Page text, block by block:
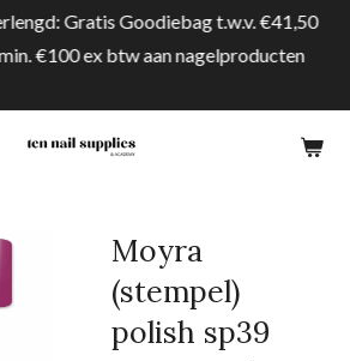
Gratis Goodiebag t.w.v. €41,50
€100 ex btw aan nagelproducten
Moyra
(stempel)
polish sp39